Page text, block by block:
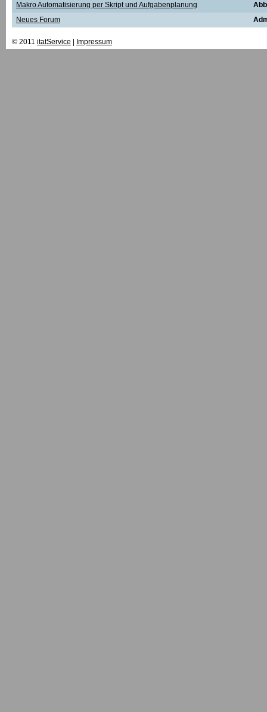
Makro Automatisierung per Skript und Aufgabenplanung
Neues Forum
© 2011 itatService Impressum